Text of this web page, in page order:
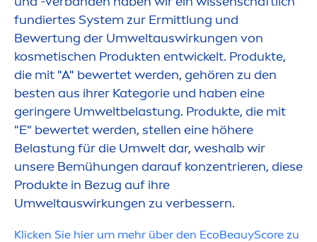
fundiertes System zur Ermittlung und
Bewertung der Umweltauswirkungen von
kosmetischen Produkten entwickelt. Produkte,
die mit "A" bewertet werden, gehören zu den
besten aus ihrer Kategorie und haben eine
geringere Umweltbelastung. Produkte, die mit
"E" bewertet werden, stellen eine höhere
Belastung für die Umwelt dar, weshalb wir
unsere Bemühungen darauf konzentrieren, diese
Produkte in Bezug auf ihre
Umweltauswirkungen zu verbessern.
Klicken Sie hier um mehr über den EcoBeauyScore zu